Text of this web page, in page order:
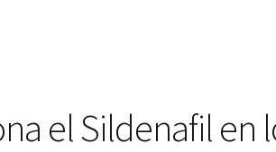
el Sildenafil en